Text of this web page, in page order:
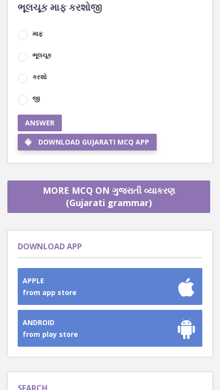
ભૂલચૂક માફ કરશોજી
માફ
ભૂલચૂક
કરશો
જી
ANSWER
DOWNLOAD GUJARATI MCQ APP
MORE MCQ ON ગુજરાતી વ્યાકરણ
(Gujarati grammar)
DOWNLOAD APP
APPLE
from app store
ANDROID
from play store